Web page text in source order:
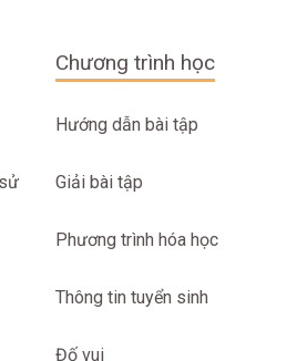
Chương trình học
Hướng dẫn bài tập
Giải bài tập
Phương trình hóa học
Thông tin tuyển sinh
Đố vui